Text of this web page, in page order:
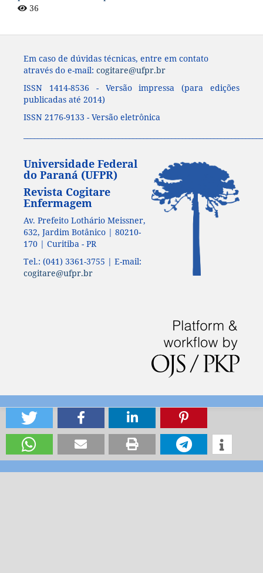
36
Em caso de dúvidas técnicas, entre em contato
através do e-mail: cogitare@ufpr.br
ISSN 1414-8536 - Versão impressa (para edições
publicadas até 2014)
ISSN 2176-9133 - Versão eletrônica
Universidade Federal
do Paraná (UFPR)
Revista Cogitare
Enfermagem
Av. Prefeito Lothário Meissner,
632, Jardim Botânico | 80210-
170 | Curitiba - PR
Tel.: (041) 3361-3755 | E-mail:
cogitare@ufpr.br